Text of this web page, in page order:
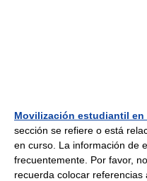
Movilización estudiantil en
sección se refiere o está
en curso. La información de
frecuentemente. Por favor,
recuerda colocar